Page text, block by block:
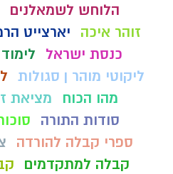
הלוחש לשמאלנים
זוהר איכה
יארצייט
כנסת ישראל
ליקוטי מוהר ן סגולות
מהו הכוח
מציאת
סודות התורה
ספרי קבלה להורדה
קבלה למתקדמים